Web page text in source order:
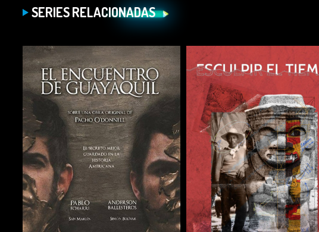
SERIES RELACIONADAS